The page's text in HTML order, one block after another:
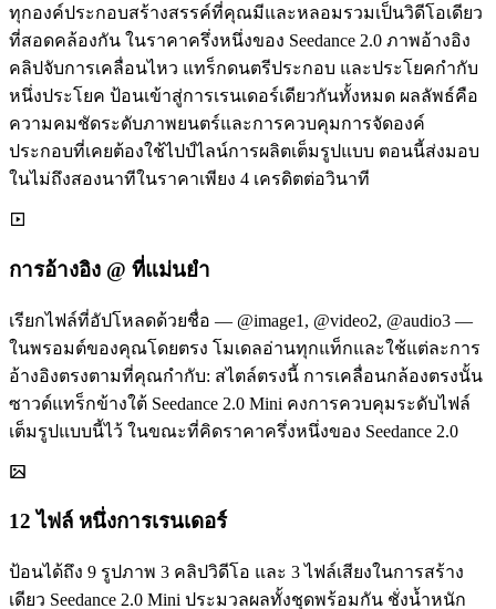
ทุกองค์ประกอบสร้างสรรค์ที่คุณมีและหลอมรวมเป็นวิดีโอเดียว
ที่สอดคล้องกัน ในราคาครึ่งหนึ่งของ Seedance 2.0 ภาพอ้างอิง
คลิปจับการเคลื่อนไหว แทร็กดนตรีประกอบ และประโยคกำกับ
หนึ่งประโยค ป้อนเข้าสู่การเรนเดอร์เดียวกันทั้งหมด ผลลัพธ์คือ
ความคมชัดระดับภาพยนตร์และการควบคุมการจัดองค์
ประกอบที่เคยต้องใช้ไปป์ไลน์การผลิตเต็มรูปแบบ ตอนนี้ส่งมอบ
ในไม่ถึงสองนาทีในราคาเพียง 4 เครดิตต่อวินาที
การอ้างอิง @ ที่แม่นยำ
เรียกไฟล์ที่อัปโหลดด้วยชื่อ — @image1, @video2, @audio3 —
ในพรอมต์ของคุณโดยตรง โมเดลอ่านทุกแท็กและใช้แต่ละการ
อ้างอิงตรงตามที่คุณกำกับ: สไตล์ตรงนี้ การเคลื่อนกล้องตรงนั้น
ซาวด์แทร็กข้างใต้ Seedance 2.0 Mini คงการควบคุมระดับไฟล์
เต็มรูปแบบนี้ไว้ ในขณะที่คิดราคาครึ่งหนึ่งของ Seedance 2.0
12 ไฟล์ หนึ่งการเรนเดอร์
ป้อนได้ถึง 9 รูปภาพ 3 คลิปวิดีโอ และ 3 ไฟล์เสียงในการสร้าง
เดียว Seedance 2.0 Mini ประมวลผลทั้งชุดพร้อมกัน ชั่งน้ำหนัก